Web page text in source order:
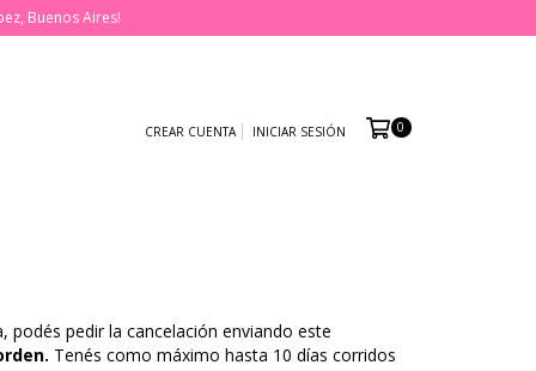
Buenos Aires!
CREAR CUENTA INICIAR SESIÓN 0
podés pedir la cancelación enviando este
Tenés como máximo hasta 10 días corridos